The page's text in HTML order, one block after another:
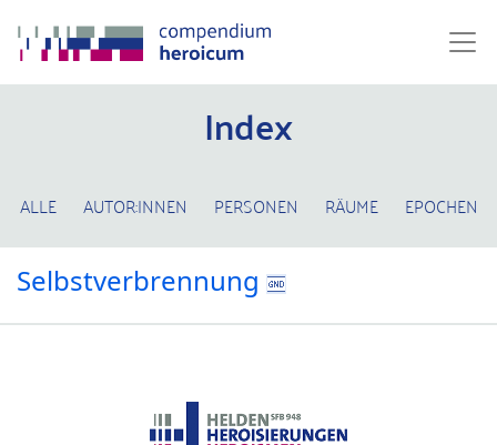
Index
ALLE AUTOR:INNEN PERSONEN RÄUME EPOCHEN
Selbstverbrennung